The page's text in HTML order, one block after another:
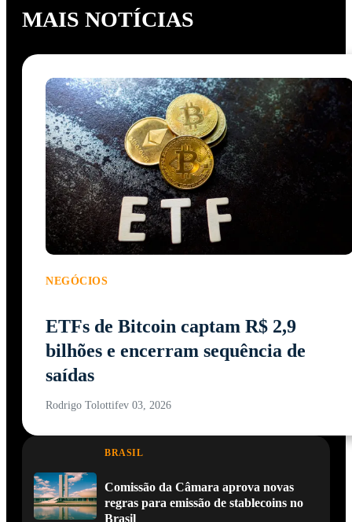
MAIS NOTÍCIAS
NEGÓCIOS
ETFs de Bitcoin captam R$ 2,9
bilhões e encerram sequência de
saídas
Rodrigo Tolottifev 03, 2026
BRASIL
Comissão da Câmara aprova novas
regras para emissão de stablecoins no
Brasil